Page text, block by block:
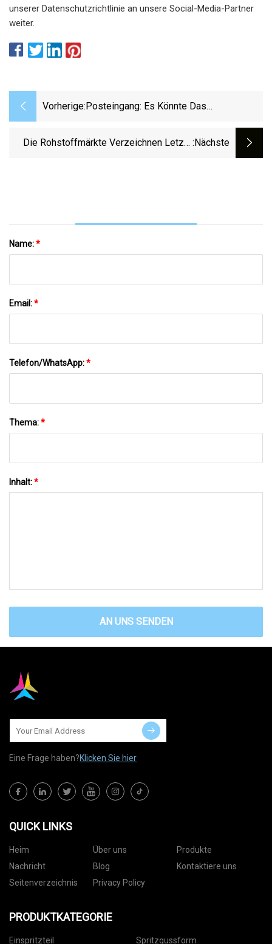
unserer Datenschutzrichtlinie an unsere Social-Media-Partner
weiter.
Vorherige: Posteingang: Es Könnte Das
Liga Finden Kann
Die Rohstoffmärkte Verzeichnen Letzte :nächste
Name:*
Email:*
Telefon/WhatsApp:*
Thema:*
Inhalt:*
AN UNS SENDEN
Eine Frage haben?Klicken Sie hier
QUICK LINKS
Heim Über uns
Produkte
Nachricht
Blog
Kontaktiere uns
Seitenverzeichnis
Privacy Policy
PRODUKTKATEGORIE
Einspritzteil Spritzgussform